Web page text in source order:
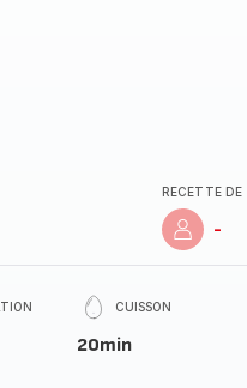
RECETTE DE
-
CUISSON
20min